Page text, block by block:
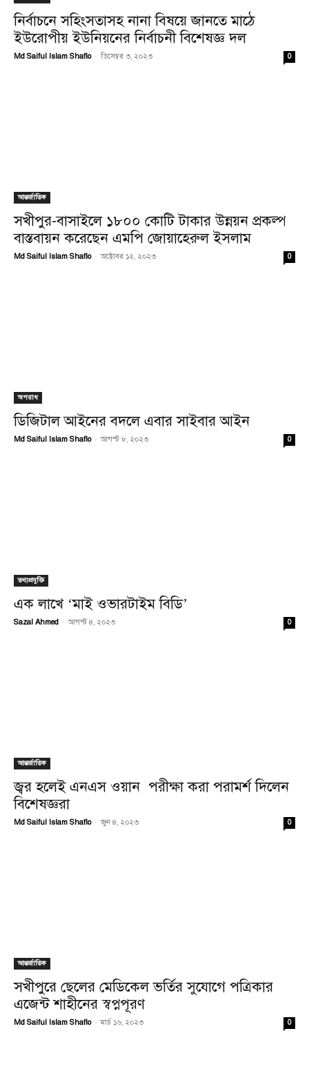
নির্বাচনে সহিংসতাসহ নানা বিষয়ে জানতে মাঠে
ইউরোপীয় ইউনিয়নের নির্বাচনী বিশেষজ্ঞ দল
Md Saiful Islam Shaflo - ডিসেম্বর ৩, ২০২৩ 0
আন্তর্জাতিক
সখীপুর-বাসাইলে ১৮০০ কোটি টাকার উন্নয়ন প্রকল্প
বাস্তবায়ন করেছেন এমপি জোয়াহেরুল ইসলাম
Md Saiful Islam Shaflo - অক্টোবর ১২, ২০২৩ 0
অপরাধ
ডিজিটাল আইনের বদলে এবার সাইবার আইন
Md Saiful Islam Shaflo - আগস্ট ৮, ২০২৩ 0
তথ্যপ্রযুক্তি
এক লাখে ‘মাই ওভারটাইম বিডি’
Sazal Ahmed - আগস্ট ৪, ২০২৩ 0
আন্তর্জাতিক
জ্বর হলেই এনএস ওয়ান পরীক্ষা করা পরামর্শ দিলেন
বিশেষজ্ঞরা
Md Saiful Islam Shaflo - জুন ৪, ২০২৩ 0
আন্তর্জাতিক
সখীপুরে ছেলের মেডিকেল ভর্তির সুযোগে‌ পত্রিকার
এজেন্ট শাহীনের স্বপ্নপূরণ
Md Saiful Islam Shaflo - মার্চ ১৬, ২০২৩ 0